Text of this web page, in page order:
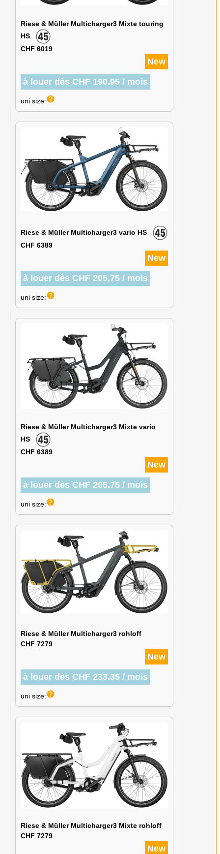
Riese & Müller Multicharger3 Mixte touring
HS
CHF 6019
New
à louer dès CHF 190.95 / mois
uni size:help
Riese & Müller Multicharger3 vario HS
CHF 6389
New
à louer dès CHF 205.75 / mois
uni size:help
Riese & Müller Multicharger3 Mixte vario
HS
CHF 6389
New
à louer dès CHF 205.75 / mois
uni size:help
Riese & Müller Multicharger3 rohloff
CHF 7279
New
à louer dès CHF 233.35 / mois
uni size:help
Riese & Müller Multicharger3 Mixte rohloff
CHF 7279
New